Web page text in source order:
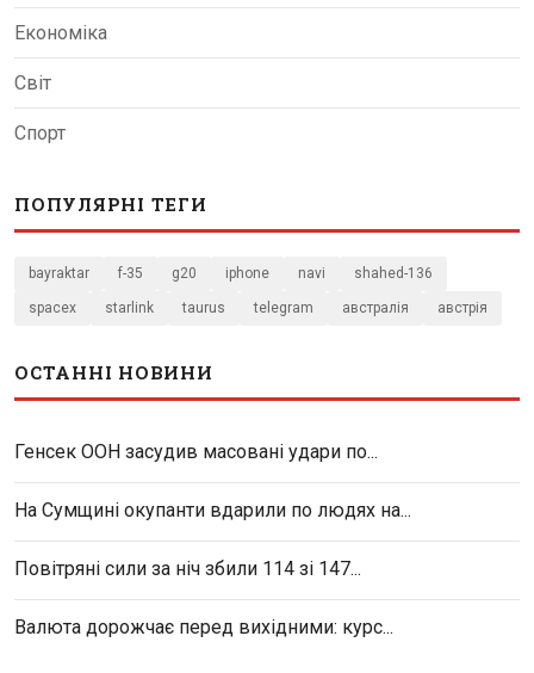
Економіка
Світ
Спорт
ПОПУЛЯРНІ ТЕГИ
bayraktar f-35 g20 iphone navi shahed-136
spacex starlink taurus telegram австралія австрія
ОСТАННІ НОВИНИ
Генсек ООН засудив масовані удари по...
На Сумщині окупанти вдарили по людях на...
Повітряні сили за ніч збили 114 зі 147...
Валюта дорожчає перед вихідними: курс...